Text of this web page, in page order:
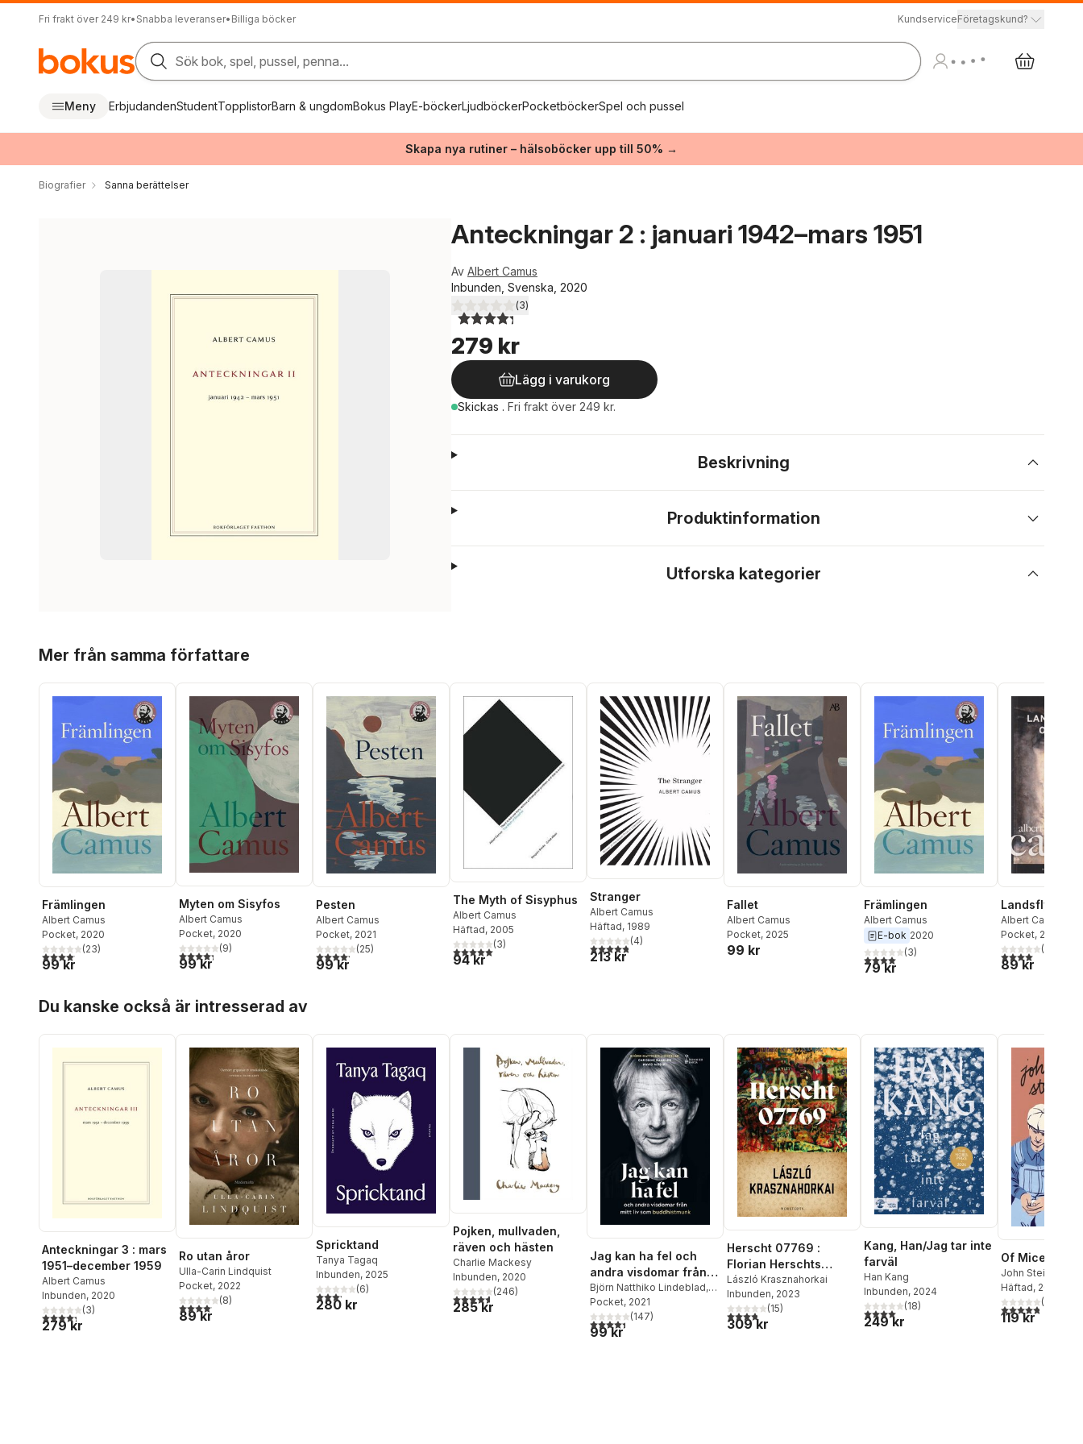
Fri frakt över 249 kr• Snabba leveranser• Billiga böcker KundserviceFöretagskund?
Sök bok, spel, pussel, penna...
Meny ErbjudandenStudentTopplistorBarn & ungdomBokus PlayE-böckerLjudböckerPocketböckerSpel och pussel
Skapa nya rutiner – hälsoböcker upp till 50% →
Biografier Sanna berättelser
Anteckningar 2 : januari 1942–mars 1951
Av Albert Camus
Inbunden, Svenska, 2020
4,3utav 5 stjärnor. Totalt antal röster:
(3)
279 kr
Lägg i varukorg
Skickas . Fri frakt över 249 kr.
Beskrivning
Produktinformation
Utforska kategorier
Mer från samma författare
Främlingen
Albert Camus
Pocket, 2020
4,1utav 5 stjärnor. Totalt antal röster:
(23)
99 kr
Myten om Sisyfos
Albert Camus
Pocket, 2020
4,3utav 5 stjärnor. Totalt antal röster:
(9)
99 kr
Pesten
Albert Camus
Pocket, 2021
4,2utav 5 stjärnor. Totalt antal röster:
(25)
99 kr
The Myth of Sisyphus
Albert Camus
Häftad, 2005
5,0utav 5 stjärnor. Totalt antal röster:
(3)
94 kr
Stranger
Albert Camus
Häftad, 1989
4,8utav 5 stjärnor. Totalt antal röster:
(4)
213 kr
Fallet
Albert Camus
Pocket, 2025
99 kr
Främlingen
Albert Camus
E-bok 2020
4,0utav 5 stjärnor. Totalt antal röster:
(3)
79 kr
Landsflykten
Albert Camus
Pocket, 2024
4,0utav 5(
89 kr
Du kanske också är intresserad av
Anteckningar 3 : mars
1951–december 1959
Albert Camus
Inbunden, 2020
4,3utav 5 stjärnor. Totalt antal röster:
(3)
279 kr
Ro utan åror
Ulla-Carin Lindquist
Pocket, 2022
4,1utav 5 stjärnor. Totalt antal röster:
(8)
89 kr
Spricktand
Tanya Tagaq
Inbunden, 2025
3,2utav 5 stjärnor. Totalt antal röster:
(6)
280 kr
Pojken, mullvaden,
räven och hästen
Charlie Mackesy
Inbunden, 2020
4,6utav 5 stjärnor. Totalt antal röster:
(246)
285 kr
Jag kan ha fel och
andra visdomar från
mitt liv som
buddhistmunk
Björn Natthiko Lindeblad,
Caroline Bankler
Modiri
Pocket, 2021
4,4utav 5 stjärnor. Totalt antal röster:
(147)
99 kr
Herscht 07769 :
Florian Herschts
roman om Bach
László Krasznahorkai
Inbunden, 2023
3,8utav 5 stjärnor. Totalt antal röster:
(15)
309 kr
Kang, Han/Jag tar inte
farväl
Han Kang
Inbunden, 2024
4,0utav 5 stjärnor. Totalt antal röster:
(18)
249 kr
Of Mice and
John Steinbeck
Häftad, 2017
4,8utav 5(
119 kr